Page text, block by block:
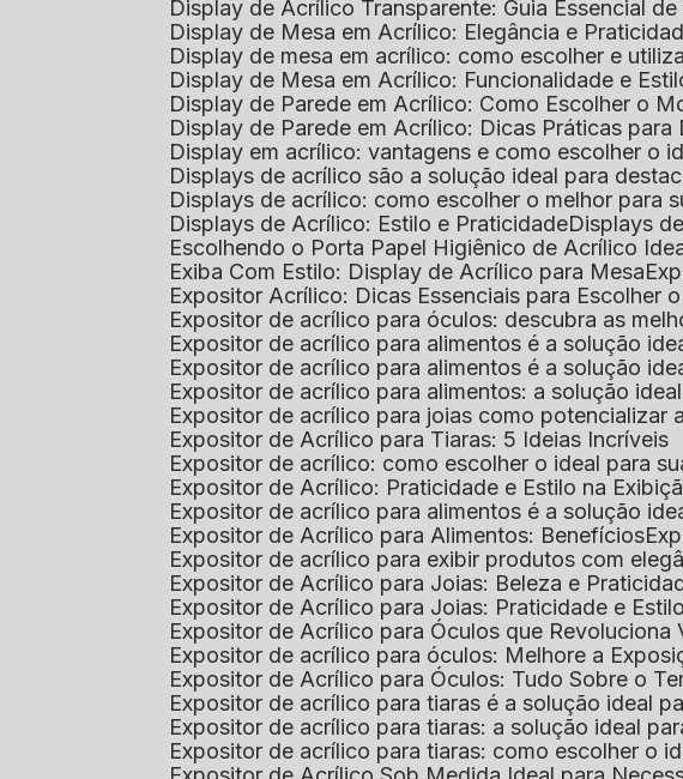
Display de Acrílico Transparente: Guia Essencial
Display de Mesa em Acrílico: Elegância e
Display de mesa em acrílico: como escolher e
Display de Mesa em Acrílico: Funcionalidade e
Display de Parede em Acrílico: Como Escolher o
Display de Parede em Acrílico: Dicas Práticas
Display em acrílico: vantagens e como escolher o
Displays de acrílico são a solução ideal para
Displays de acrílico: como escolher o melhor para
Displays de Acrílico: Estilo e Praticidade
Displays
Escolhendo o Porta Papel Higiênico de Acrílico
Exiba Com Estilo: Display de Acrílico para Mesa
Expositor Acrílico: Dicas Essenciais para Escolher
Expositor de acrílico para óculos: descubra as
Expositor de acrílico para alimentos é a solução
Expositor de acrílico para alimentos é a solução
Expositor de acrílico para alimentos: a solução
Expositor de acrílico para joias como potencializar
Expositor de Acrílico para Tiaras: 5 Ideias Incríveis
Expositor de acrílico: como escolher o ideal para
Expositor de Acrílico: Praticidade e Estilo na
Expositor de acrílico para alimentos é a solução
Expositor de Acrílico para Alimentos: Benefícios
Expositor de acrílico para exibir produtos com
Expositor de Acrílico para Joias: Beleza e
Expositor de Acrílico para Joias: Praticidade e Estilo
Expositor de Acrílico para Óculos que Revoluciona
Expositor de acrílico para óculos: Melhore a
Expositor de Acrílico para Óculos: Tudo Sobre o
Expositor de acrílico para tiaras é a solução ideal
Expositor de acrílico para tiaras: a solução ideal
Expositor de acrílico para tiaras: como escolher o